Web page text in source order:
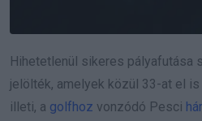
Hihetetlenül sikeres pályafutása
jelölték, amelyek közül 33-at el
illeti, a golfhoz vonzódó Pesci